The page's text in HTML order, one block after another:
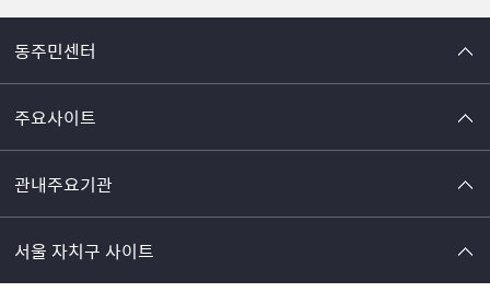
동주민센터
주요사이트
관내주요기관
서울 자치구 사이트